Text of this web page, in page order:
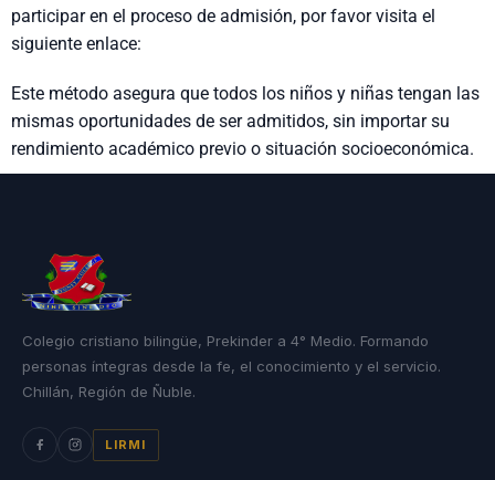
participar en el proceso de admisión, por favor visita el
siguiente enlace:
Este método asegura que todos los niños y niñas tengan las
mismas oportunidades de ser admitidos, sin importar su
rendimiento académico previo o situación socioeconómica.
Colegio cristiano bilingüe, Prekinder a 4° Medio. Formando
personas íntegras desde la fe, el conocimiento y el servicio.
Chillán, Región de Ñuble.
LIRMI